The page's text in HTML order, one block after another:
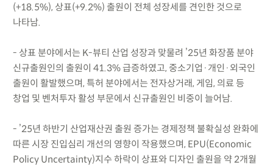
(+18.5%), 상표(+9.2%) 출원이 전체 성장세를 견인한 것으로
나타남.
- 상표 분야에서는 K-뷰티 산업 성장과 맞물려 ’25년 화장품 분야
신규출원인의 출원이 41.3% 급증하였고, 중소기업·개인·외국인
출원이 활발했으며, 특허 분야에서는 전자상거래, 게임, 의료 등
창업 및 벤처투자 활성 부문에서 신규출원인 비중이 늘어남.
- ’25년 하반기 산업재산권 출원 증가는 경제정책 불확실성 완화에
따른 시장 진입심리 개선의 영향이 작용했으며, EPU(Economic
Policy Uncertainty)지수 하락이 상표와 디자인 출원을 약 2개월